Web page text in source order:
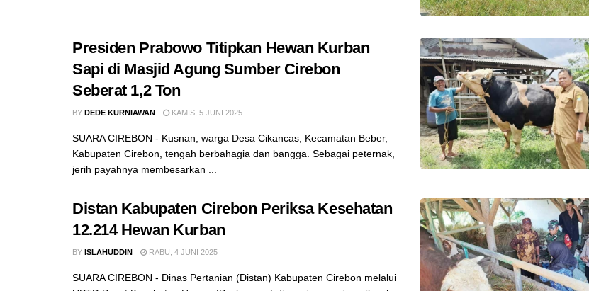
Presiden Prabowo Titipkan Hewan Kurban
Sapi di Masjid Agung Sumber Cirebon
Seberat 1,2 Ton
BY DEDE KURNIAWAN KAMIS, 5 JUNI 2025
SUARA CIREBON - Kusnan, warga Desa Cikancas, Kecamatan Beber,
Kabupaten Cirebon, tengah berbahagia dan bangga. Sebagai peternak,
jerih payahnya membesarkan ...
Distan Kabupaten Cirebon Periksa Kesehatan
12.214 Hewan Kurban
BY ISLAHUDDIN RABU, 4 JUNI 2025
SUARA CIREBON - Dinas Pertanian (Distan) Kabupaten Cirebon melalui